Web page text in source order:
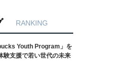
RANKING
Youth Program」を
支援で若い世代の未来